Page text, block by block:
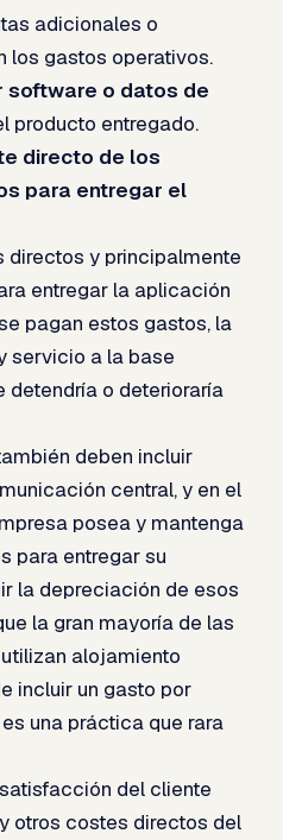
adicionales o
los gastos operativos.
software o datos de
producto entregado.
directo de los
para entregar el
directos y principalmente
entregar la aplicación
pagan estos gastos, la
servicio a la base
detendría o deterioraría
deben incluir
central, y en el
posea y mantenga
para entregar su
la depreciación de esos
la gran mayoría de las
alojamiento
incluir un gasto por
una práctica que rara
del cliente
otros costes directos del